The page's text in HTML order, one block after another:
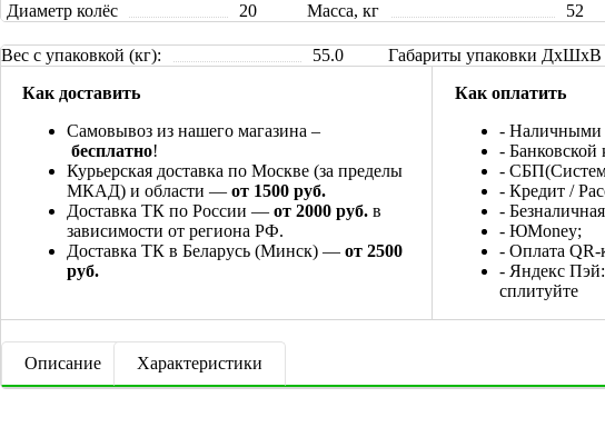
Диаметр колёс
20 Масса, кг 52
Вес с упаковкой (кг): 55.0 Габариты упаковки ДхШхВ
Как доставить
Самовывоз из нашего магазина –
бесплатно!
Курьерская доставка по Москве (за пределы
МКАД) и области —от 1500 руб.
Доставка ТК по России —от 2000 руб. в
зависимости от региона РФ.
Доставка ТК в Беларусь (Минск) —от 2500
руб.
Как оплатить
- Наличными
- Банковской
-
- Кредит /
-
- ЮМоney;
- Оплата QR-
- Яндекс
сплитуйте
Описание Характеристики